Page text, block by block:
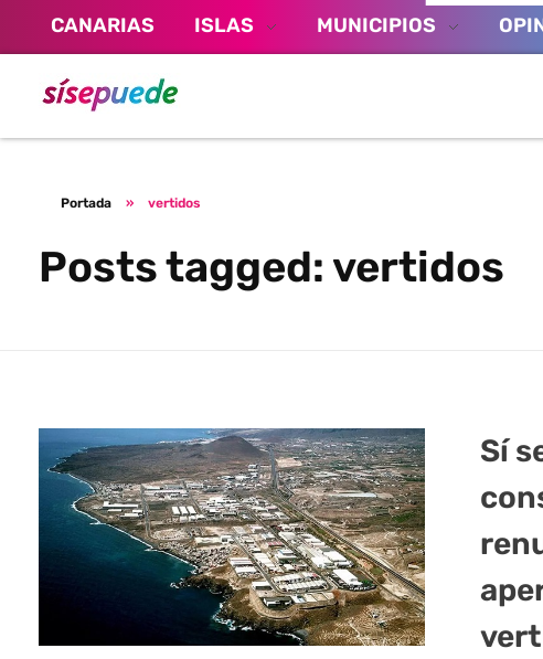
CANARIAS ISLAS MUNICIPIOS
Portada » vertidos
Posts tagged: vertidos
Sí